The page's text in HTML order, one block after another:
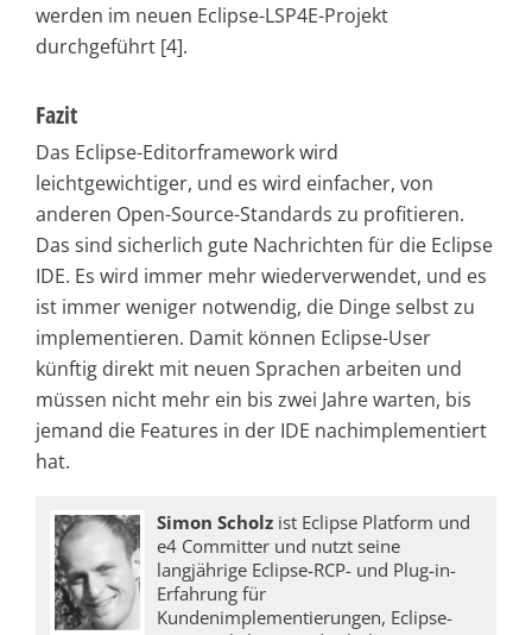
werden im neuen Eclipse-­LSP4E-­Projekt
durchgeführt [4].
Fazit
Das Eclipse-Editorframework wird
leichtgewichtiger, und es wird einfacher, von
anderen Open-Source-Standards zu profitieren.
Das sind sicherlich gute Nachrichten für die Eclipse
IDE. Es wird immer mehr wiederverwendet, und es
ist immer weniger notwendig, die Dinge selbst zu
implementieren. Damit können Eclipse-User
künftig direkt mit neuen Sprachen arbeiten und
müssen nicht mehr ein bis zwei Jahre warten, bis
jemand die Features in der IDE nachimplementiert
hat.
Simon Scholz ist Eclipse Platform und
e4 Committer und nutzt seine
langjährige Eclipse-RCP- und Plug-in-
Erfahrung für
Kundenimplementierungen, Eclipse-